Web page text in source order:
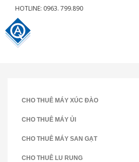
HOTLINE: 0963. 799.890
CHO THUÊ MÁY XÚC ĐÀO
CHO THUÊ MÁY ỦI
CHO THUÊ MÁY SAN GẠT
CHO THUÊ LU RUNG